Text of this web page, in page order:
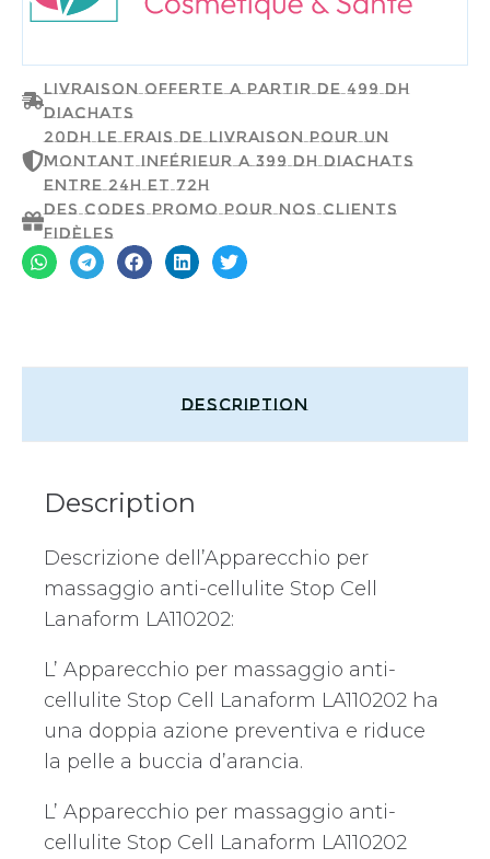
Livraison offerte a partir de 499 dh
d'achats
20dh le frais de livraison pour un
montant inférieur a 399 dh d'achats
entre 24h et 72h
Des codes promo pour nos clients
fidèles
Description
Description
Descrizione dell’Apparecchio per
massaggio anti-cellulite Stop Cell
Lanaform LA110202:
L’ Apparecchio per massaggio anti-
cellulite Stop Cell Lanaform LA110202 ha
una doppia azione preventiva e riduce
la pelle a buccia d’arancia.
L’ Apparecchio per massaggio anti-
cellulite Stop Cell Lanaform LA110202